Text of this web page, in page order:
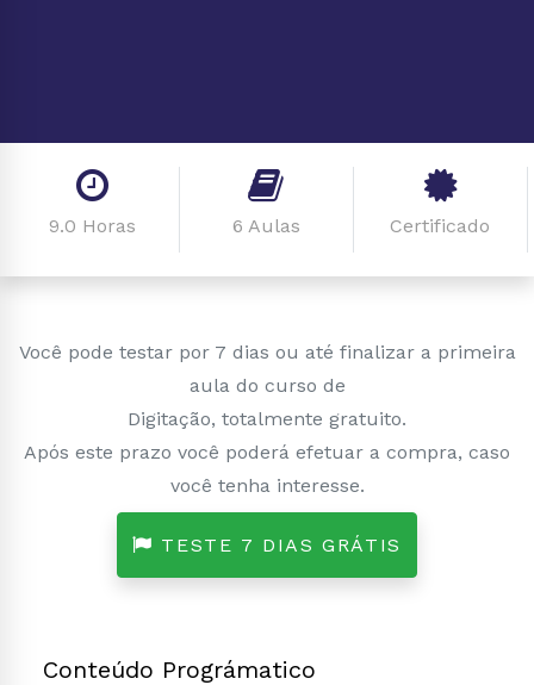
9.0 Horas 6 Aulas Certificado
Você pode testar por 7 dias ou até finalizar a primeira
aula do curso de
Digitação, totalmente gratuito.
Após este prazo você poderá efetuar a compra, caso
você tenha interesse.
TESTE 7 DIAS GRÁTIS
Conteúdo Prográmatico